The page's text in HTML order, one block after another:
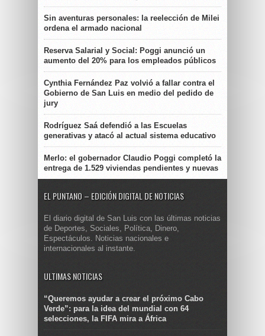
Sin aventuras personales: la reelección de Milei
ordena el armado nacional
Reserva Salarial y Social: Poggi anunció un
aumento del 20% para los empleados públicos
Cynthia Fernández Paz volvió a fallar contra el
Gobierno de San Luis en medio del pedido de
jury
Rodríguez Saá defendió a las Escuelas
generativas y atacó al actual sistema educativo
Merlo: el gobernador Claudio Poggi completó la
entrega de 1.529 viviendas pendientes y nuevas
EL PUNTANO – EDICIÓN DIGITAL DE NOTICIAS
El diario digital de San Luis con las últimas noticias
de Deportes, Sociales, Política, Dinero,
Espectáculos. Noticias nacionales e
internacionales al instante.
ULTIMAS NOTICIAS
“Queremos ayudar a crear el próximo Cabo
Verde”: para la idea del mundial con 64
selecciones, la FIFA mira a África